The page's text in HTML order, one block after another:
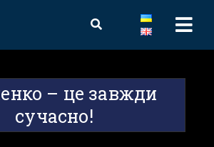
– це завжди
сучасно!